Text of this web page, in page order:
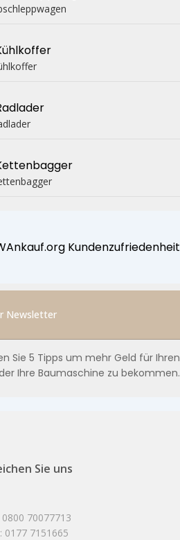
Newsletter
Sie 5 Tipps um mehr Geld für Ihren
Ihre Baumaschine zu bekommen.
Sie uns
0800 70077713
0177 7151665